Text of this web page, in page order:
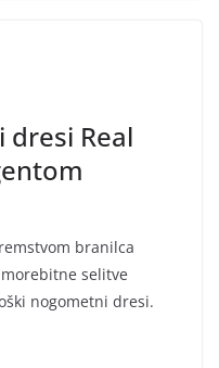
Real
branilca
selitve
nogometni dresi.